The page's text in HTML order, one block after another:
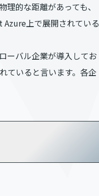
的な距離があっても、
上で展開されている
ーバル企業が導入してお
ていると言います。各企